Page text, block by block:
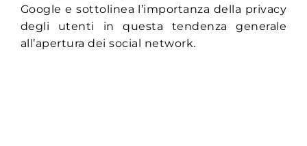
Google e sottolinea l’importanza della privacy
degli utenti in questa tendenza generale
all’apertura dei social network.